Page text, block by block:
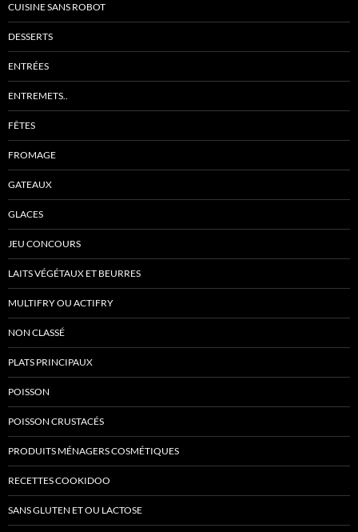
CUISINE SANS ROBOT
DESSERTS
ENTRÉES
ENTREMETS..
FÊTES
FROMAGE
GATEAUX
GLACES
JEU CONCOURS
LAITS VÉGÉTAUX ET BEURRES
MULTIFRY OU ACTIFRY
NON CLASSÉ
PLATS PRINCIPAUX
POISSON
POISSON CRUSTACÉS
PRODUITS MÉNAGERS COSMÉTIQUES
RECETTES COOKIDOO
SANS GLUTEN ET OU LACTOSE